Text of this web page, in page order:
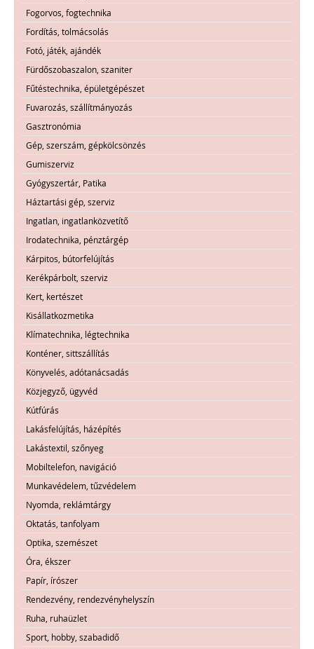
Fogorvos, fogtechnika
Fordítás, tolmácsolás
Fotó, játék, ajándék
Fürdőszobaszalon, szaniter
Fűtéstechnika, épületgépészet
Fuvarozás, szállítmányozás
Gasztronómia
Gép, szerszám, gépkölcsönzés
Gumiszerviz
Gyógyszertár, Patika
Háztartási gép, szerviz
Ingatlan, ingatlanközvetítő
Irodatechnika, pénztárgép
Kárpitos, bútorfelújítás
Kerékpárbolt, szerviz
Kert, kertészet
Kisállatkozmetika
Klímatechnika, légtechnika
Konténer, sittszállítás
Könyvelés, adótanácsadás
Közjegyző, ügyvéd
Kútfúrás
Lakásfelújítás, házépítés
Lakástextil, szőnyeg
Mobiltelefon, navigáció
Munkavédelem, tűzvédelem
Nyomda, reklámtárgy
Oktatás, tanfolyam
Optika, szemészet
Óra, ékszer
Papír, írószer
Rendezvény, rendezvényhelyszín
Ruha, ruhaüzlet
Sport, hobby, szabadidő